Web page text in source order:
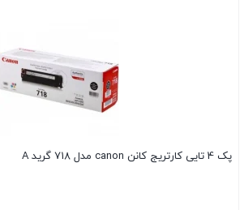
پک 4 تایی کارتریج کانن canon مدل 718 گرید A